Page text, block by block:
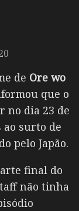
de Ore wo
que o
no dia 23 de
ao surto de
pelo Japão.
final do
não tinha